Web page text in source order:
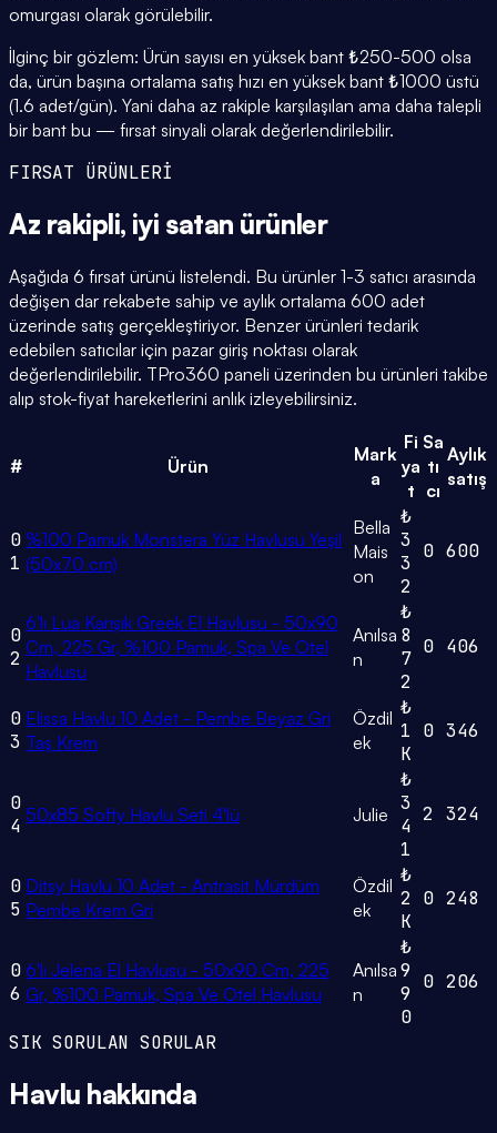
omurgası olarak görülebilir.
İlginç bir gözlem: Ürün sayısı en yüksek bant ₺250-500 olsa
da, ürün başına ortalama satış hızı en yüksek bant ₺1000 üstü
(1.6 adet/gün). Yani daha az rakiple karşılaşılan ama daha talepli
bir bant bu — fırsat sinyali olarak değerlendirilebilir.
FIRSAT ÜRÜNLERİ
Az rakipli, iyi satan ürünler
Aşağıda 6 fırsat ürünü listelendi. Bu ürünler 1-3 satıcı arasında
değişen dar rekabete sahip ve aylık ortalama 600 adet
üzerinde satış gerçekleştiriyor. Benzer ürünleri tedarik
edebilen satıcılar için pazar giriş noktası olarak
değerlendirilebilir. TPro360 paneli üzerinden bu ürünleri takibe
alıp stok-fiyat hareketlerini anlık izleyebilirsiniz.
# Ürün
Mark
a
Fi
ya
t
Sa
tı
cı
Aylık
satış
0
1
%100 Pamuk Monstera Yüz Havlusu Yeşil
(50x70 cm)
Bella
Mais
on
₺
3
3
2
0 600
0
2
6'lı Lua Karışık Greek El Havlusu - 50x90
Cm, 225 Gr, %100 Pamuk, Spa Ve Otel
Havlusu
Anılsa
n
₺
8
7
2
0 406
0
3
Elissa Havlu 10 Adet - Pembe Beyaz Gri
Taş Krem
Özdil
ek
₺
1
K
0 346
0
4 50x85 Softy Havlu Seti 4'lü Julie
₺
3
4
1
2 324
0
5
Ditsy Havlu 10 Adet - Antrasit Mürdüm
Pembe Krem Gri
Özdil
ek
₺
2
K
0 248
0
6
6'lı Jelena El Havlusu - 50x90 Cm, 225
Gr, %100 Pamuk, Spa Ve Otel Havlusu
Anılsa
n
₺
9
9
0
0 206
SIK SORULAN SORULAR
Havlu hakkında